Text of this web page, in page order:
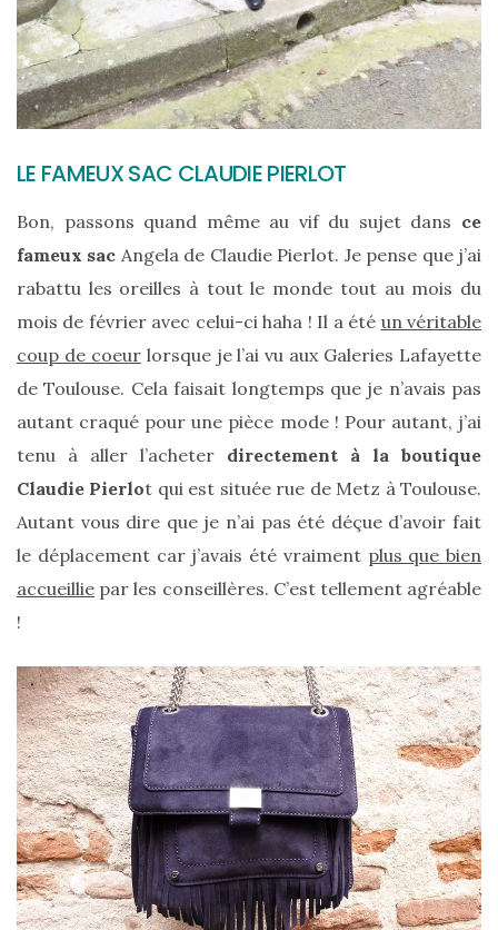
Tutoriels
(70)
Lifestyle
(154)
adresses/Evénements
(43)
Coups
de
coeur
(9)
Digital/Blogging
(12)
(15)
(61)
Mode
(502)
Actualités
mode
(5)
Conseils
mode
LE FAMEUX SAC CLAUDIE PIERLOT
Bon, passons quand même au vif du sujet dans ce
fameux sac Angela de Claudie Pierlot. Je pense que j’ai
rabattu les oreilles à tout le monde tout au mois du
mois de février avec celui-ci haha ! Il a été un véritable
coup de coeurlorsque je l’ai vu aux Galeries Lafayette
de Toulouse. Cela faisait longtemps que je n’avais pas
autant craqué pour une pièce mode ! Pour autant, j’ai
tenu à aller l’acheter directement à la boutique
Claudie Pierlot qui est située rue de Metz à Toulouse.
Autant vous dire que je n’ai pas été déçue d’avoir fait
le déplacement car j’avais été vraiment plus que bien
accueillie par les conseillères. C’est tellement agréable
!